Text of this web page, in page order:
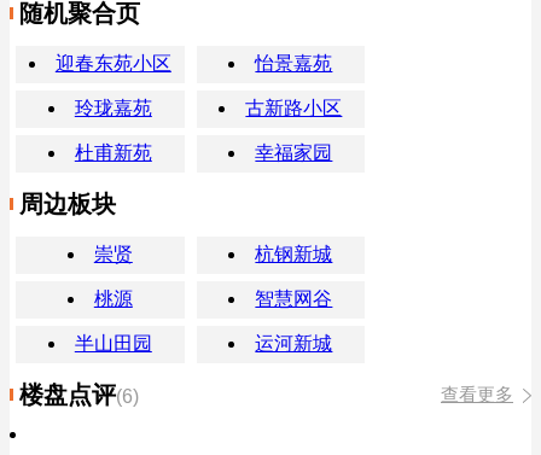
随机聚合页
迎春东苑小区 怡景嘉苑
玲珑嘉苑 古新路小区
杜甫新苑 幸福家园
周边板块
崇贤 杭钢新城
桃源 智慧网谷
半山田园 运河新城
楼盘点评(6) 查看更多